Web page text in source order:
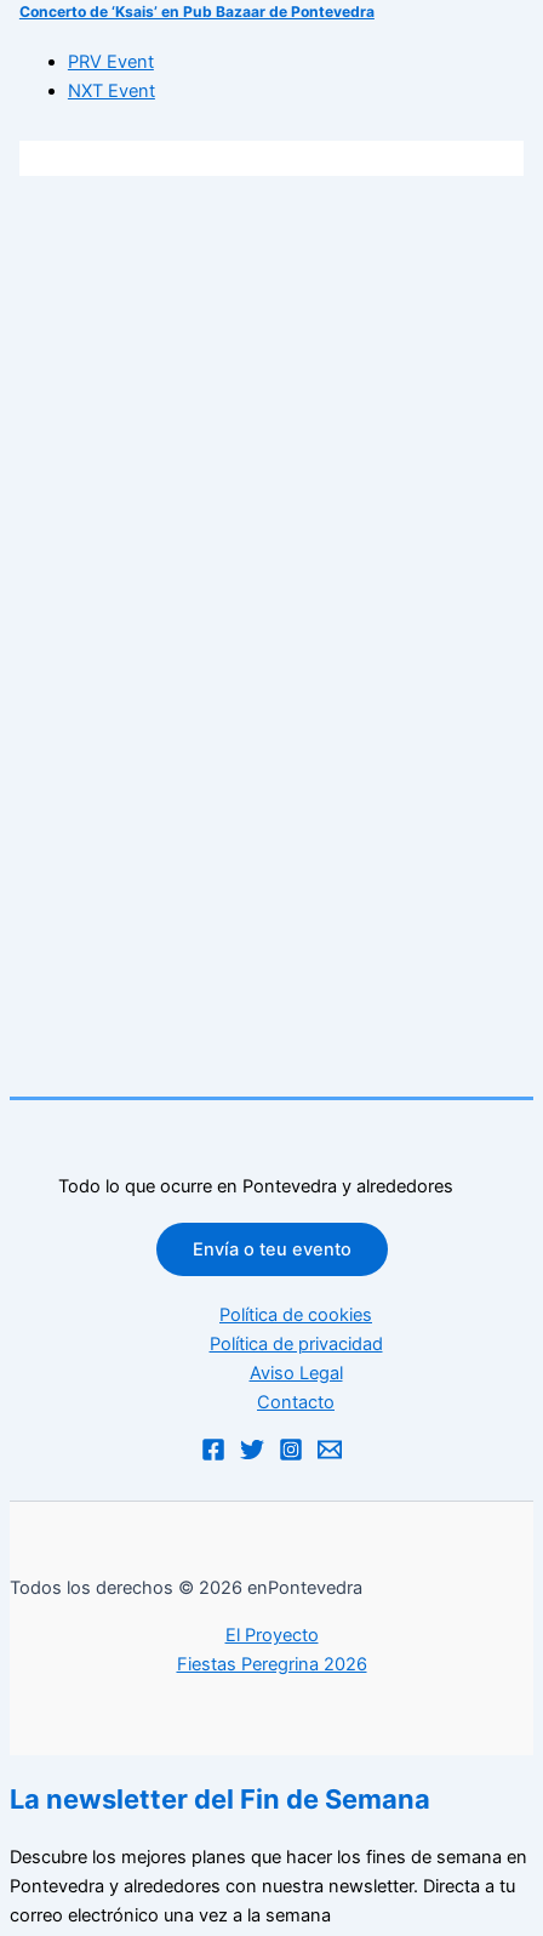
Concerto de ‘Ksais’ en Pub Bazaar de Pontevedra
PRV Event
NXT Event
Todo lo que ocurre en Pontevedra y alrededores
Envía o teu evento
Política de cookies
Política de privacidad
Aviso Legal
Contacto
Todos los derechos © 2026 enPontevedra
El Proyecto
Fiestas Peregrina 2026
La newsletter del Fin de Semana
Descubre los mejores planes que hacer los fines de semana en
Pontevedra y alrededores con nuestra newsletter. Directa a tu
correo electrónico una vez a la semana